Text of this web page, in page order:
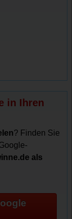
in Ihren
? Finden Sie
als